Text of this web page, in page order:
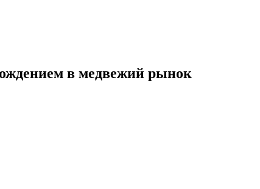
в медвежий рынок